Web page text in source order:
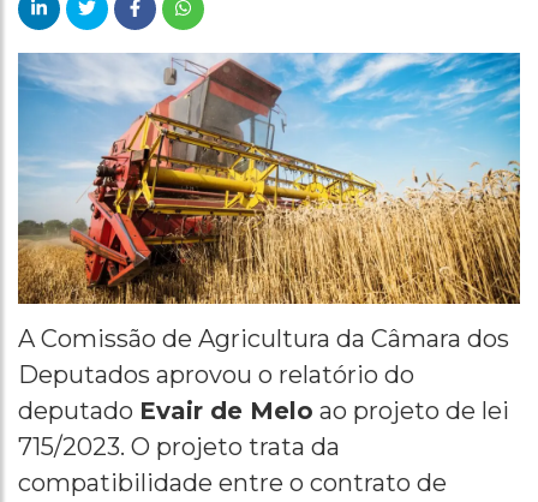
A Comissão de Agricultura da Câmara dos
Deputados aprovou o relatório do
deputado Evair de Melo ao projeto de lei
715/2023. O projeto trata da
compatibilidade entre o contrato de